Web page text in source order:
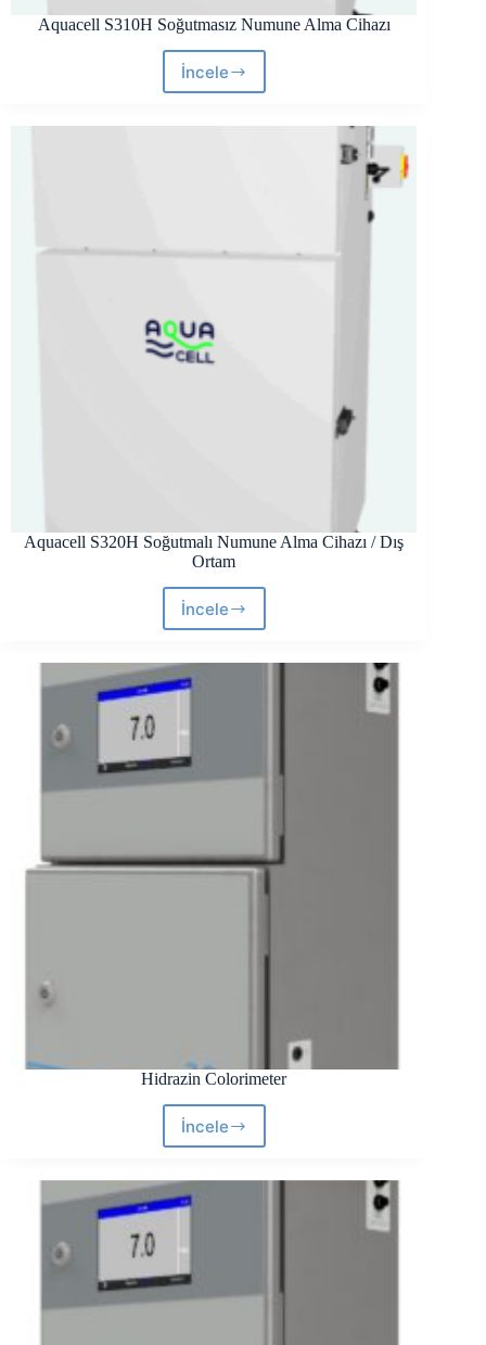
Aquacell S310H Soğutmasız Numune Alma Cihazı
İnceleAquacell
Soğutmasız
Aquacell S320H Soğutmalı Numune Alma Cihazı / Dış
Ortam
İnceleAquacell
Soğutmalı
Ortam
Hidrazin Colorimeter
İnceleHidrazin